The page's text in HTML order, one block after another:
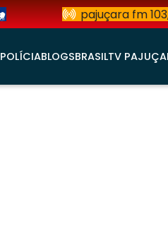
pajuçara fm
POLÍCIABLOGSBRASILTV